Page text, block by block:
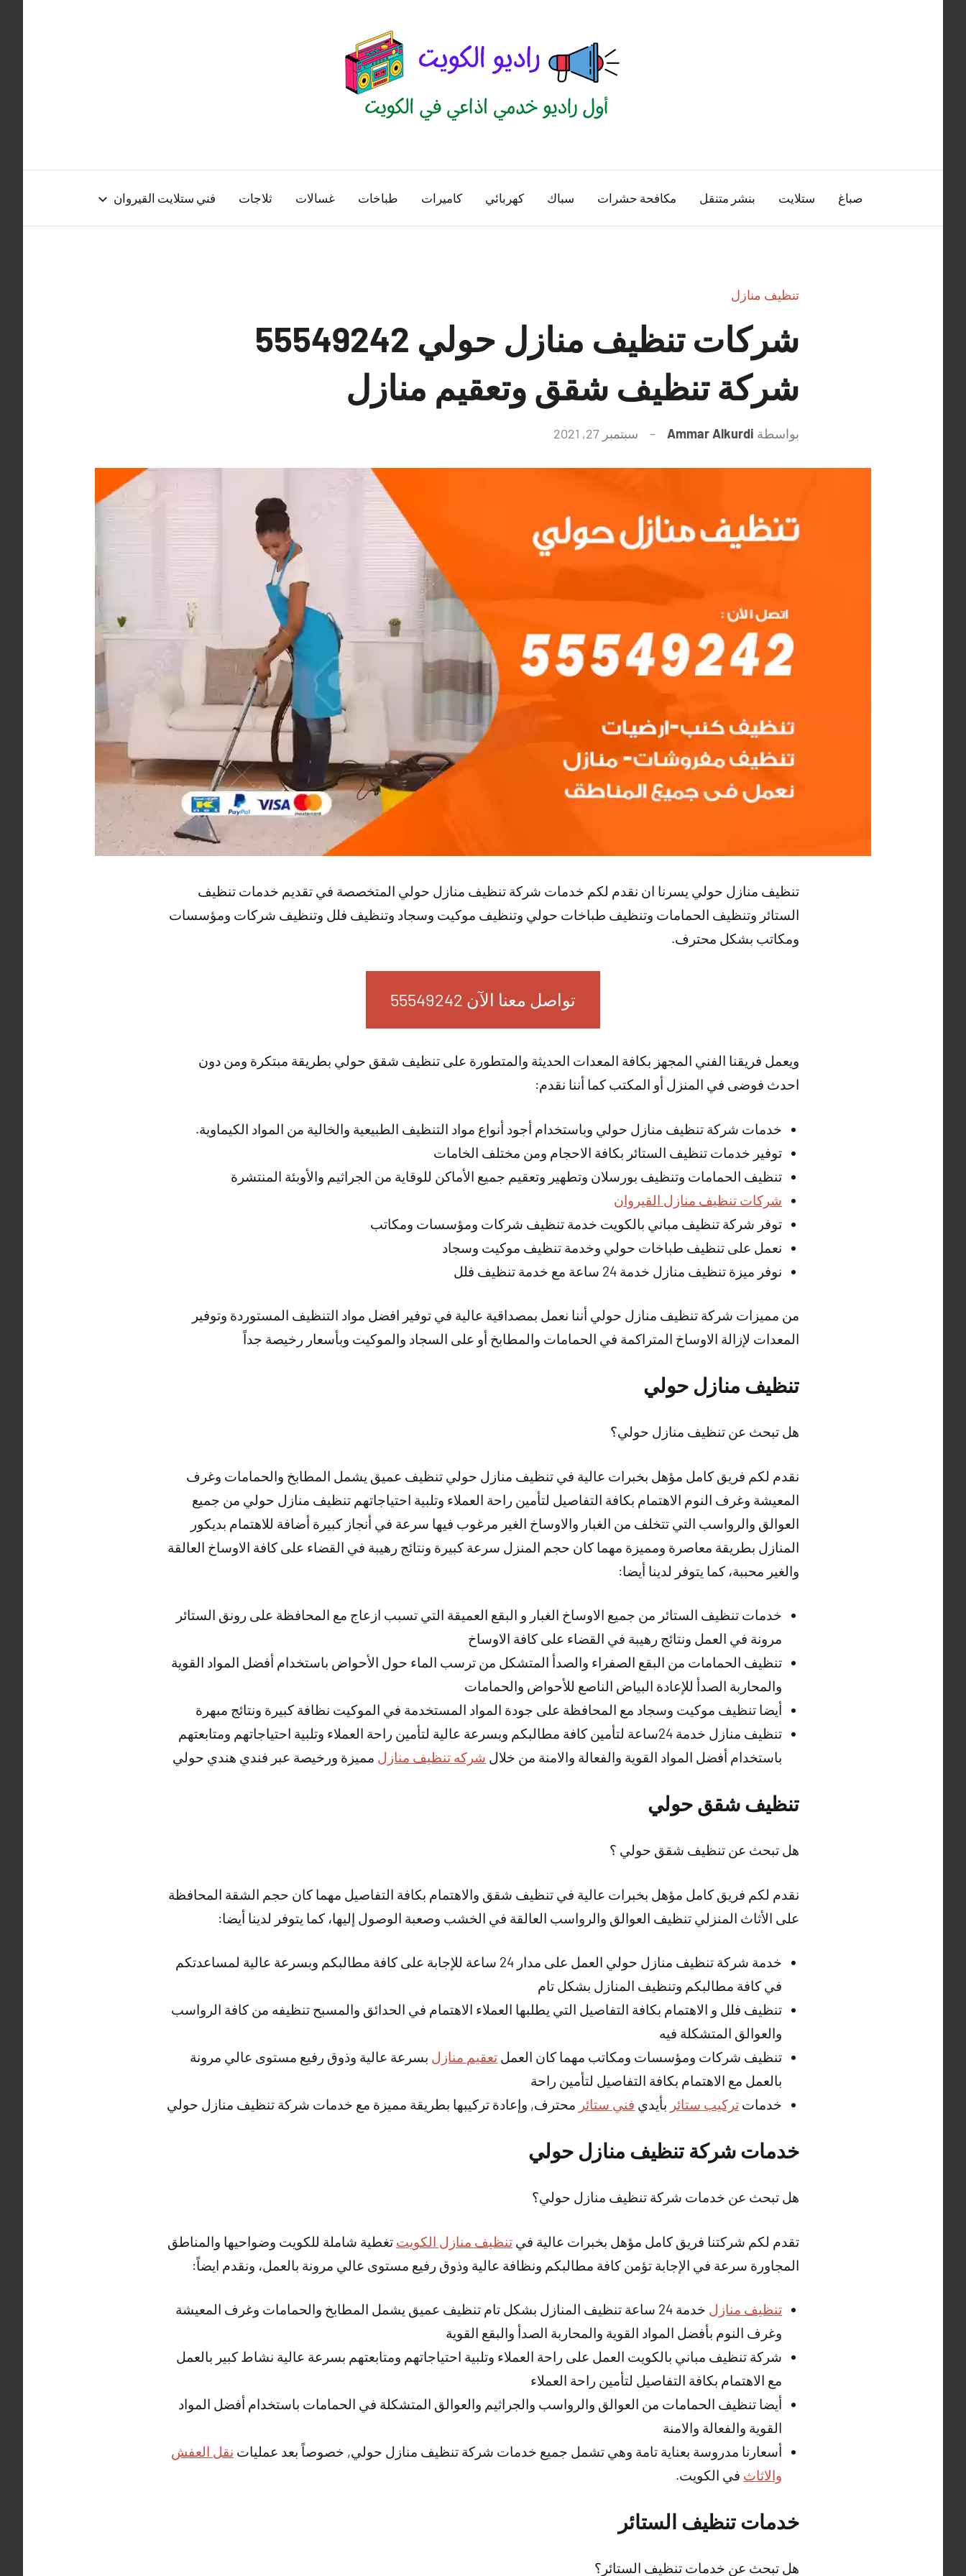
الكويت
منصة
اذاعية
صباغ ستلايت بنشر متنقل مكافحة حشرات سباك كهربائي كاميرات طباخات غسالات ثلاجات فني ستلايت القيروان
تنظيف منازل
شركات تنظيف منازل حولي 55549242
شركة تنظيف شقق وتعقيم منازل
بواسطة Ammar Alkurdi سبتمبر 27, 2021
تنظيف منازل حولي يسرنا ان نقدم لكم خدمات شركة تنظيف منازل حولي المتخصصة في تقديم خدمات تنظيف
الستائر وتنظيف الحمامات وتنظيف طباخات حولي وتنظيف موكيت وسجاد وتنظيف فلل وتنظيف شركات ومؤسسات
ومكاتب بشكل محترف.
تواصل معنا الآن 55549242
ويعمل فريقنا الفني المجهز بكافة المعدات الحديثة والمتطورة على تنظيف شقق حولي بطريقة مبتكرة ومن دون
احدث فوضى في المنزل أو المكتب كما أننا نقدم:
خدمات شركة تنظيف منازل حولي وباستخدام أجود أنواع مواد التنظيف الطبيعية والخالية من المواد الكيماوية.
توفير خدمات تنظيف الستائر بكافة الاحجام ومن مختلف الخامات
تنظيف الحمامات وتنظيف بورسلان وتطهير وتعقيم جميع الأماكن للوقاية من الجراثيم والأوبئة المنتشرة
شركات تنظيف منازل القيروان
توفر شركة تنظيف مباني بالكويت خدمة تنظيف شركات ومؤسسات ومكاتب
نعمل على تنظيف طباخات حولي وخدمة تنظيف موكيت وسجاد
نوفر ميزة تنظيف منازل خدمة 24 ساعة مع خدمة تنظيف فلل
من مميزات شركة تنظيف منازل حولي أننا نعمل بمصداقية عالية في توفير افضل مواد التنظيف المستوردة وتوفير
المعدات لإزالة الاوساخ المتراكمة في الحمامات والمطابخ أو على السجاد والموكيت وبأسعار رخيصة جداً
تنظيف منازل حولي
هل تبحث عن تنظيف منازل حولي؟
نقدم لكم فريق كامل مؤهل بخبرات عالية في تنظيف منازل حولي تنظيف عميق يشمل المطابخ والحمامات وغرف
المعيشة وغرف النوم الاهتمام بكافة التفاصيل لتأمين راحة العملاء وتلبية احتياجاتهم تنظيف منازل حولي من جميع
العوالق والرواسب التي تتخلف من الغبار والاوساخ الغير مرغوب فيها سرعة في أنجاز كبيرة أضافة للاهتمام بديكور
المنازل بطريقة معاصرة ومميزة مهما كان حجم المنزل سرعة كبيرة ونتائج رهيبة في القضاء على كافة الاوساخ العالقة
والغير محببة، كما يتوفر لدينا أيضا:
خدمات تنظيف الستائر من جميع الاوساخ الغبار و البقع العميقة التي تسبب ازعاج مع المحافظة على رونق الستائر
مرونة في العمل ونتائج رهيبة في القضاء على كافة الاوساخ
تنظيف الحمامات من البقع الصفراء والصدأ المتشكل من ترسب الماء حول الأحواض باستخدام أفضل المواد القوية
والمحاربة الصدأ للإعادة البياض الناصع للأحواض والحمامات
أيضا تنظيف موكيت وسجاد مع المحافظة على جودة المواد المستخدمة في الموكيت نظافة كبيرة ونتائج مبهرة
تنظيف منازل خدمة 24ساعة لتأمين كافة مطالبكم وبسرعة عالية لتأمين راحة العملاء وتلبية احتياجاتهم ومتابعتهم
باستخدام أفضل المواد القوية والفعالة والامنة من خلال شركه تنظيف منازل مميزة ورخيصة عبر فندي هندي حولي
تنظيف شقق حولي
هل تبحث عن تنظيف شقق حولي ؟
نقدم لكم فريق كامل مؤهل بخبرات عالية في تنظيف شقق والاهتمام بكافة التفاصيل مهما كان حجم الشقة المحافظة
على الأثاث المنزلي تنظيف العوالق والرواسب العالقة في الخشب وصعبة الوصول إليها، كما يتوفر لدينا أيضا:
خدمة شركة تنظيف منازل حولي العمل على مدار 24 ساعة للإجابة على كافة مطالبكم وبسرعة عالية لمساعدتكم
في كافة مطالبكم وتنظيف المنازل بشكل تام
تنظيف فلل و الاهتمام بكافة التفاصيل التي يطلبها العملاء الاهتمام في الحدائق والمسبح تنظيفه من كافة الرواسب
والعوالق المتشكلة فيه
تنظيف شركات ومؤسسات ومكاتب مهما كان العمل تعقيم منازل بسرعة عالية وذوق رفيع مستوى عالي مرونة
بالعمل مع الاهتمام بكافة التفاصيل لتأمين راحة
خدمات تركيب ستائر بأيدي فني ستائر محترف, وإعادة تركيبها بطريقة مميزة مع خدمات شركة تنظيف منازل حولي
خدمات شركة تنظيف منازل حولي
هل تبحث عن خدمات شركة تنظيف منازل حولي؟
تقدم لكم شركتنا فريق كامل مؤهل بخبرات عالية في تنظيف منازل الكويت تغطية شاملة للكويت وضواحيها والمناطق
المجاورة سرعة في الإجابة تؤمن كافة مطالبكم ونظافة عالية وذوق رفيع مستوى عالي مرونة بالعمل، ونقدم ايضاً:
تنظيف منازل
خدمة 24 ساعة تنظيف المنازل بشكل تام تنظيف عميق يشمل المطابخ والحمامات وغرف المعيشة
وغرف النوم بأفضل المواد القوية والمحاربة الصدأ والبقع القوية
شركة تنظيف مباني بالكويت العمل على راحة العملاء وتلبية احتياجاتهم ومتابعتهم بسرعة عالية نشاط كبير بالعمل
مع الاهتمام بكافة التفاصيل لتأمين راحة العملاء
أيضا تنظيف الحمامات من العوالق والرواسب والجراثيم والعوالق المتشكلة في الحمامات باستخدام أفضل المواد
القوية والفعالة والامنة
أسعارنا مدروسة بعناية تامة وهي تشمل جميع خدمات شركة تنظيف منازل حولي, خصوصاً بعد عمليات نقل العفش
والاثاث في الكويت.
خدمات تنظيف الستائر
هل تبحث عن خدمات تنظيف الستائر؟